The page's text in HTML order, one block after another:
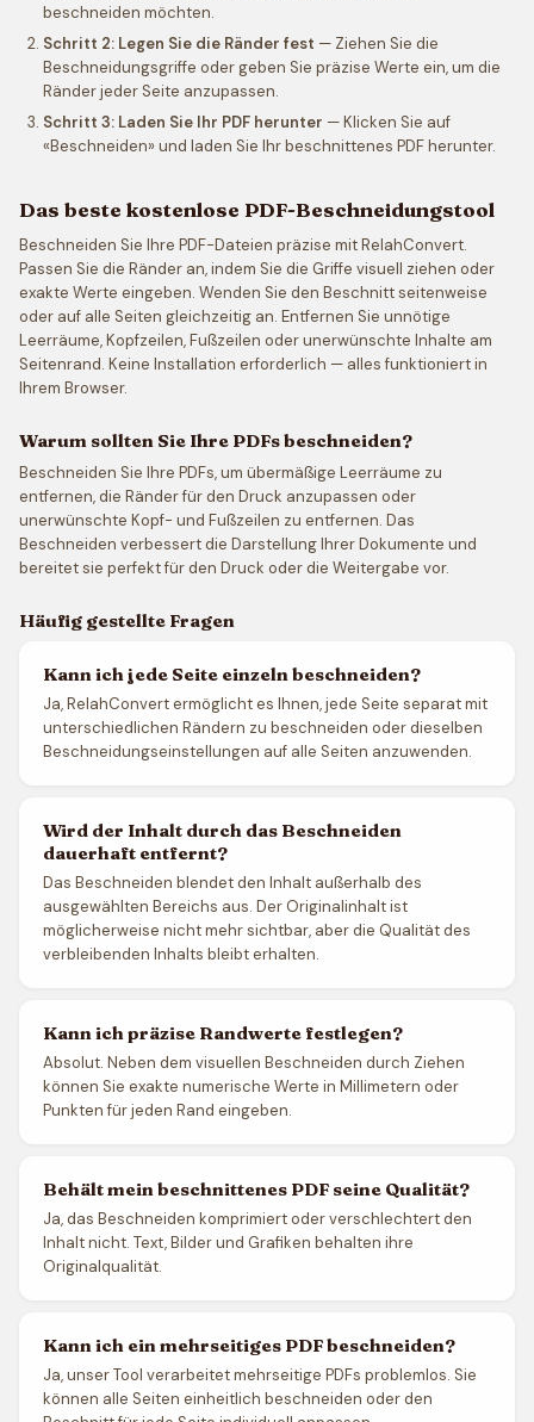
beschneiden möchten.
Schritt 2: Legen Sie die Ränder fest — Ziehen Sie die
Beschneidungsgriffe oder geben Sie präzise Werte ein, um die
Ränder jeder Seite anzupassen.
Schritt 3: Laden Sie Ihr PDF herunter — Klicken Sie auf
«Beschneiden» und laden Sie Ihr beschnittenes PDF herunter.
Das beste kostenlose PDF-Beschneidungstool
Beschneiden Sie Ihre PDF-Dateien präzise mit RelahConvert.
Passen Sie die Ränder an, indem Sie die Griffe visuell ziehen oder
exakte Werte eingeben. Wenden Sie den Beschnitt seitenweise
oder auf alle Seiten gleichzeitig an. Entfernen Sie unnötige
Leerräume, Kopfzeilen, Fußzeilen oder unerwünschte Inhalte am
Seitenrand. Keine Installation erforderlich — alles funktioniert in
Ihrem Browser.
Warum sollten Sie Ihre PDFs beschneiden?
Beschneiden Sie Ihre PDFs, um übermäßige Leerräume zu
entfernen, die Ränder für den Druck anzupassen oder
unerwünschte Kopf- und Fußzeilen zu entfernen. Das
Beschneiden verbessert die Darstellung Ihrer Dokumente und
bereitet sie perfekt für den Druck oder die Weitergabe vor.
Häufig gestellte Fragen
Kann ich jede Seite einzeln beschneiden?
Ja, RelahConvert ermöglicht es Ihnen, jede Seite separat mit
unterschiedlichen Rändern zu beschneiden oder dieselben
Beschneidungseinstellungen auf alle Seiten anzuwenden.
Wird der Inhalt durch das Beschneiden
dauerhaft entfernt?
Das Beschneiden blendet den Inhalt außerhalb des
ausgewählten Bereichs aus. Der Originalinhalt ist
möglicherweise nicht mehr sichtbar, aber die Qualität des
verbleibenden Inhalts bleibt erhalten.
Kann ich präzise Randwerte festlegen?
Absolut. Neben dem visuellen Beschneiden durch Ziehen
können Sie exakte numerische Werte in Millimetern oder
Punkten für jeden Rand eingeben.
Behält mein beschnittenes PDF seine Qualität?
Ja, das Beschneiden komprimiert oder verschlechtert den
Inhalt nicht. Text, Bilder und Grafiken behalten ihre
Originalqualität.
Kann ich ein mehrseitiges PDF beschneiden?
Ja, unser Tool verarbeitet mehrseitige PDFs problemlos. Sie
können alle Seiten einheitlich beschneiden oder den